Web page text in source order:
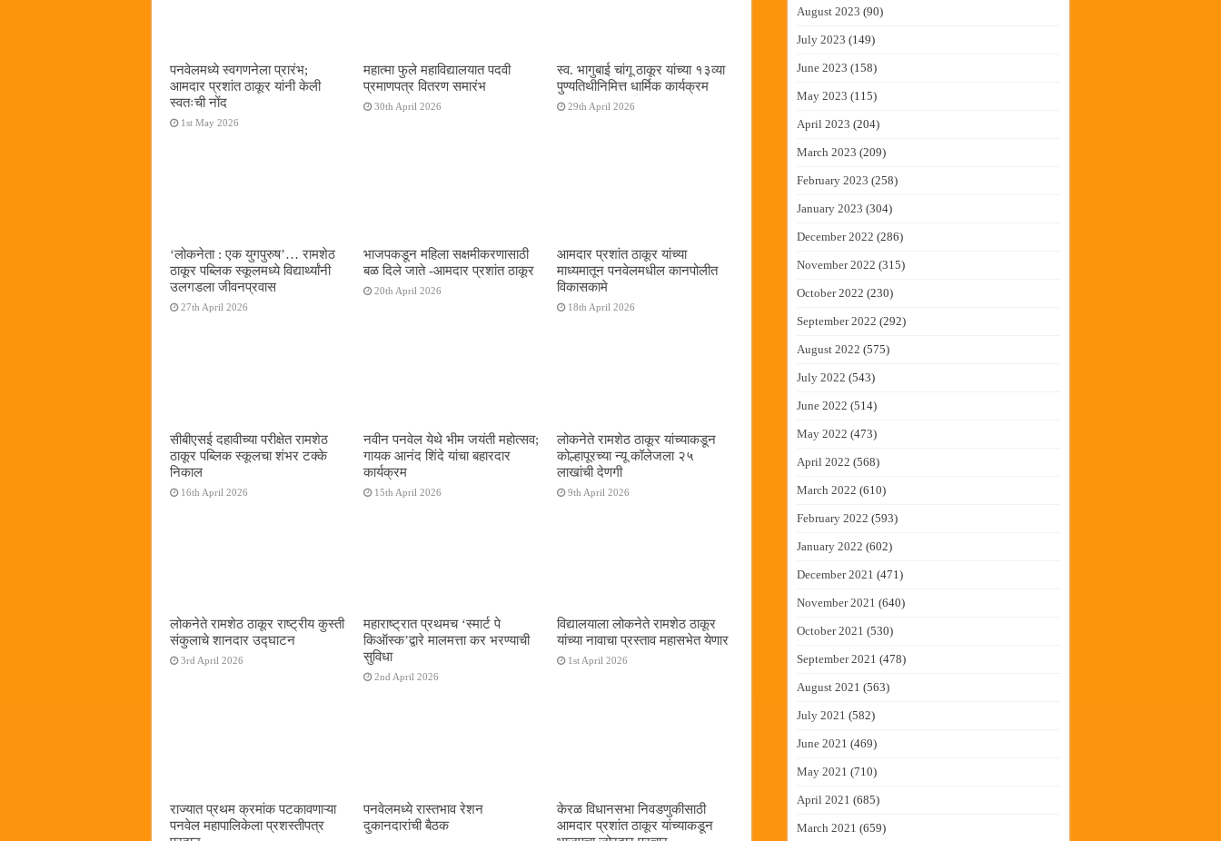
पनवेलमध्ये स्वगणनेला प्रारंभ;
आमदार प्रशांत ठाकूर यांनी केली
स्वतःची नोंद
1st May 2026
महात्मा फुले महाविद्यालयात पदवी
प्रमाणपत्र वितरण समारंभ
30th April 2026
स्व. भागुबाई चांगू ठाकूर यांच्या १३व्या
पुण्यतिथीनिमित्त धार्मिक कार्यक्रम
29th April 2026
‌‘लोकनेता : एक युगपुरुष‌’… रामशेठ
ठाकूर पब्लिक स्कूलमध्ये विद्यार्थ्यांनी
उलगडला जीवनप्रवास
27th April 2026
भाजपकडून महिला सक्षमीकरणासाठी
बळ दिले जाते -आमदार प्रशांत ठाकूर
20th April 2026
आमदार प्रशांत ठाकूर यांच्या
माध्यमातून पनवेलमधील कानपोलीत
विकासकामे
18th April 2026
सीबीएसई दहावीच्या परीक्षेत रामशेठ
ठाकूर पब्लिक स्कूलचा शंभर टक्के
निकाल
16th April 2026
नवीन पनवेल येथे भीम जयंती महोत्सव;
गायक आनंद शिंदे यांचा बहारदार
कार्यक्रम
15th April 2026
लोकनेते रामशेठ ठाकूर यांच्याकडून
कोल्हापूरच्या न्यू कॉलेजला २५
लाखांची देणगी
9th April 2026
लोकनेते रामशेठ ठाकूर राष्ट्रीय कुस्ती
संकुलाचे शानदार उद्घाटन
3rd April 2026
महाराष्ट्रात प्रथमच ‌‘स्मार्ट पे
किऑस्क‌’द्वारे मालमत्ता कर भरण्याची
सुविधा
2nd April 2026
विद्यालयाला लोकनेते रामशेठ ठाकूर
यांच्या नावाचा प्रस्ताव महासभेत येणार
1st April 2026
राज्यात प्रथम क्रमांक पटकावणाऱ्या
पनवेल महापालिकेला प्रशस्तीपत्र
पनवेलमध्ये रास्तभाव रेशन
दुकानदारांची बैठक
केरळ विधानसभा निवडणुकीसाठी
आमदार प्रशांत ठाकूर यांच्याकडून
August 2023 (90)
July 2023 (149)
June 2023 (158)
May 2023 (115)
April 2023 (204)
March 2023 (209)
February 2023 (258)
January 2023 (304)
December 2022 (286)
November 2022 (315)
October 2022 (230)
September 2022 (292)
August 2022 (575)
July 2022 (543)
June 2022 (514)
May 2022 (473)
April 2022 (568)
March 2022 (610)
February 2022 (593)
January 2022 (602)
December 2021 (471)
November 2021 (640)
October 2021 (530)
September 2021 (478)
August 2021 (563)
July 2021 (582)
June 2021 (469)
May 2021 (710)
April 2021 (685)
March 2021 (659)